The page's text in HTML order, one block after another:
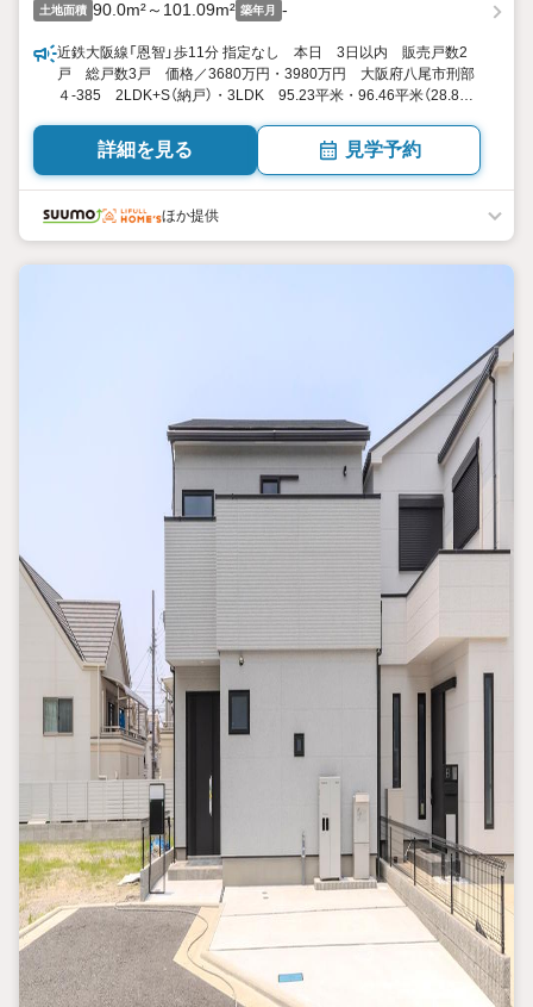
土地面積 90.0m²～101.09m² 築年月 -
近鉄大阪線「恩智」歩11分 指定なし 本日 3日以内 販売戸数2
戸 総戸数3戸 価格／3680万円・3980万円 大阪府八尾市刑部
４-385 2LDK+S（納戸）・3LDK 95.23平米・96.46平米（28.80
詳細を見る 見学予約
ほか提供